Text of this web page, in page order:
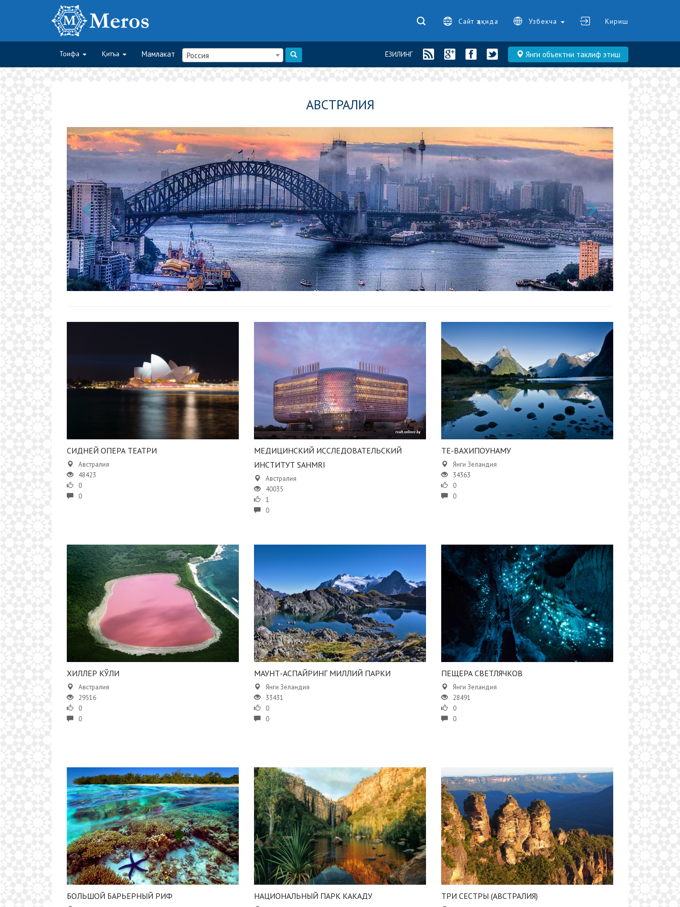
Сайт ҳақида Узбекча Кириш
Тоифа Қитъа Мамлакат Россия Янги объектни таклиф этиш
ЁЗИЛИНГ
АВСТРАЛИЯ
СИДНЕЙ ОПЕРА ТЕАТРИ
Австралия
48423
0
0
МЕДИЦИНСКИЙ ИССЛЕДОВАТЕЛЬСКИЙ
ИНСТИТУТ SAHMRI
Австралия
40035
1
0
​ТЕ-ВАХИПОУНАМУ
Янги Зеландия
34363
0
0
ХИЛЛЕР КЎЛИ
Австралия
29516
0
0
МАУНТ-АСПАЙРИНГ МИЛЛИЙ ПАРКИ
Янги Зеландия
33431
0
0
ПЕЩЕРА СВЕТЛЯЧКОВ
Янги Зеландия
28491
0
0
БОЛЬШОЙ БАРЬЕРНЫЙ РИФ НАЦИОНАЛЬНЫЙ ПАРК КАКАДУ ТРИ СЕСТРЫ (АВСТРАЛИЯ)